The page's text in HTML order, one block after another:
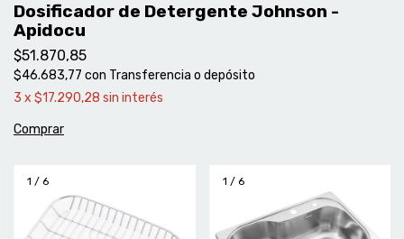
Dosificador de Detergente Johnson -
Apidocu
$51.870,85
$46.683,77 con Transferencia o depósito
3 x $17.290,28 sin interés
1 / 6 1 / 6